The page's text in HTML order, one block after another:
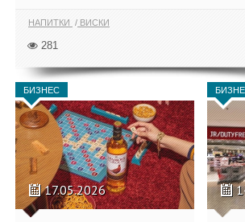
НАПИТКИ ВИСКИ
281
БИЗНЕС
17.05.2026